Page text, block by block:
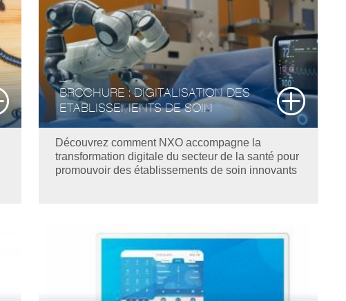
BROCHURE : DIGITALISATION DES
ETABLISSEMENTS DE SOIN
Découvrez comment NXO accompagne la
transformation digitale du secteur de la santé pour
promouvoir des établissements de soin innovants